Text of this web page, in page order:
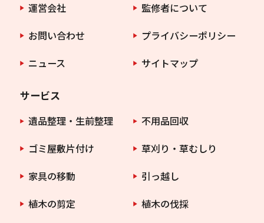
運営会社
監修者について
お問い合わせ
プライバシーポリシー
ニュース
サイトマップ
サービス
遺品整理・生前整理
不用品回収
ゴミ屋敷片付け
草刈り・草むしり
家具の移動
引っ越し
植木の剪定
植木の伐採